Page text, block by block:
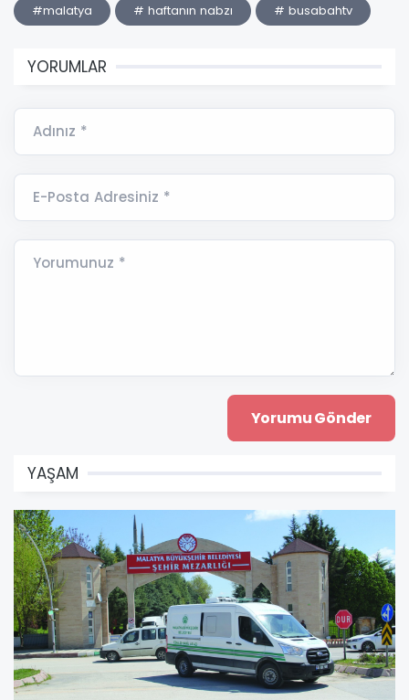
#malatya # haftanın nabzı # busabahtv
YORUMLAR
Adınız *
E-Posta Adresiniz *
Yorumunuz *
YAŞAM